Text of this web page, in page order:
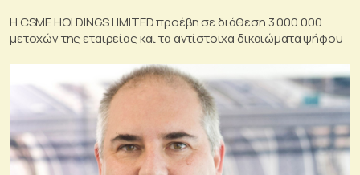
Η CSME HOLDINGS LIMITED προέβη σε διάθεση 3.000.000
μετοχών της εταιρείας και τα αντίστοιχα δικαιώματα ψήφου